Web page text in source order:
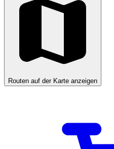
Routen auf der Karte anzeigen